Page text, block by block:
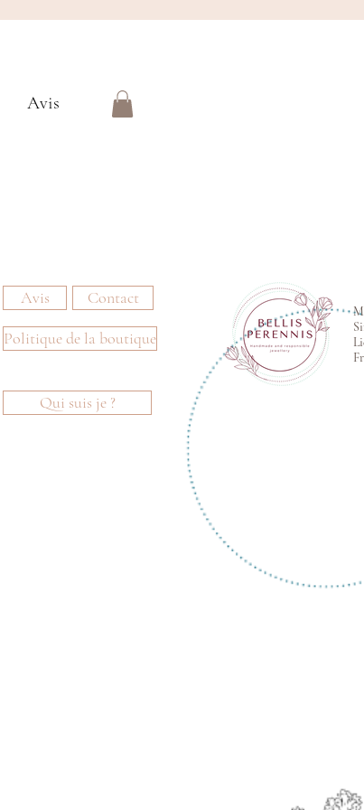
Avis
Avis Contact
Politique de la boutique
Qui suis je ?